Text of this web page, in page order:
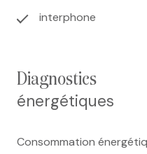
interphone
diagnostics
énergétiques
Consommation